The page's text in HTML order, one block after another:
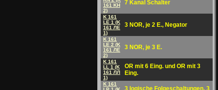
161 KH
2)
7 Kanal Schalter
K 161
LE 1 (K
161 ЛE
1)
3 NOR, je 2 E., Negator
K 161
LE 2 (K
161 ЛE
2)
3 NOR, je 3 E.
K 161
LL 1 (K
161 ЛЛ
1)
OR mit 6 Eing. und OR mit 3
Eing.
K 161
3 logische Folgeschaltungen, 3